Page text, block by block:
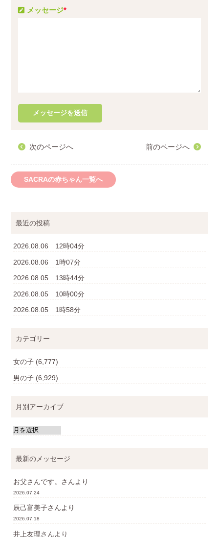
メッセージ*
次のページへ 前のページへ
SACRAの赤ちゃん一覧へ
最近の投稿
2026.08.06 12時04分
2026.08.06 1時07分
2026.08.05 13時44分
2026.08.05 10時00分
2026.08.05 1時58分
カテゴリー
女の子 (6,777)
男の子 (6,929)
月別アーカイブ
最新のメッセージ
お父さんです。 さんより
2026.07.24
辰己富美子さんより
2026.07.18
井上友理さんより